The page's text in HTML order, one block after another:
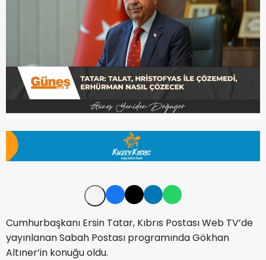
Cumhurbaşkanı Ersin Tatar, Kıbrıs Postası Web TV’de
yayınlanan Sabah Postası programında Gökhan
Altıner’in konuğu oldu.